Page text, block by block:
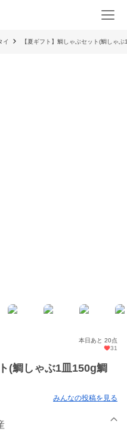
イ 【夏ギフト】鯛しゃぶセット(鯛しゃ
本日あと 20点
31
(鯛しゃぶ1皿150g鯛
みんなの投稿を見る